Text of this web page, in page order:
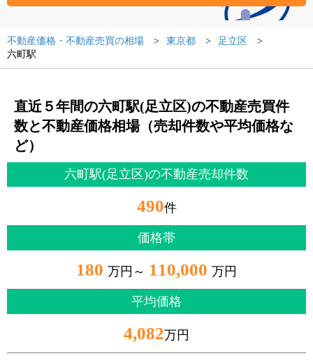
不動産価格・不動産売買の相場 東京都
足立区
六町駅
直近５年間の六町駅(足立区)の不動産売買件
数と不動産価格相場（売却件数や平均価格な
ど）
六町駅(足立区)の不動産売却件数
490件
価格帯
180 万円～ 110,000 万円
平均価格
4,082万円